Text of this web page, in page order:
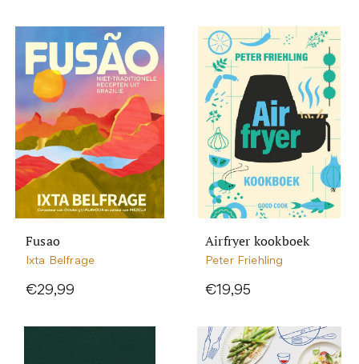
Fusao
Ixta Belfrage
€29,99
Airfryer kookboek
Peter Friehling
€19,95